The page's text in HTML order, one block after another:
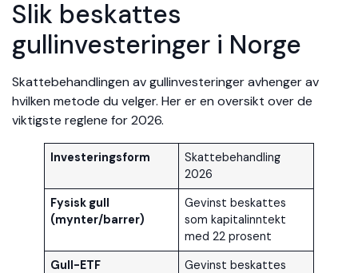
Slik beskattes
gullinvesteringer i Norge
Skattebehandlingen av gullinvesteringer avhenger av
hvilken metode du velger. Her er en oversikt over de
viktigste reglene for 2026.
Investeringsform
Skattebehandling
2026
Fysisk gull
(mynter/barrer)
Gevinst beskattes
som kapitalinntekt
med 22 prosent
Gull-ETF
Gevinst beskattes